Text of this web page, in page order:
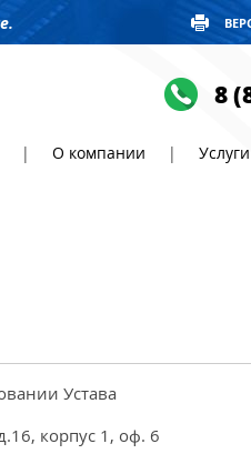
8
| О компании |
Устава
корпус 1, оф. 6